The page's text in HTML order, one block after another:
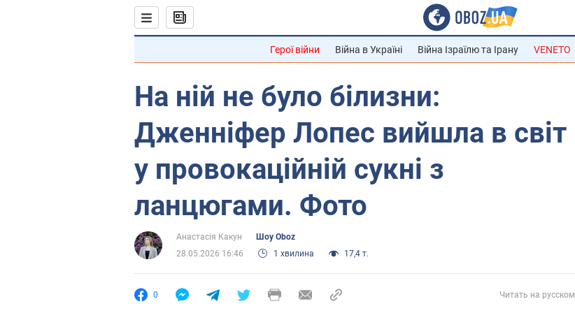
Герої війни Війна в Україні Війна Ізраїлю та Ірану VENETO
На ній не було білизни:
Дженніфер Лопес вийшла в світ
у провокаційній сукні з
ланцюгами. Фото
Анастасія Какун
Шоу Oboz
28.05.2026 16:46
1 хвилина 17,4 т.
0 Читать на русском